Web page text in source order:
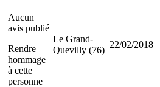
Aucun
avis publié
Rendre
hommage
à cette
personne
Le Grand-
Quevilly (76)
22/02/2018